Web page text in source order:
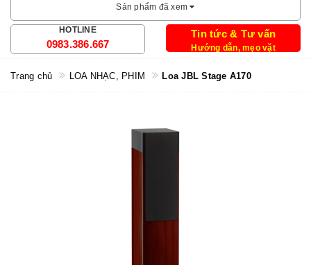
Sản phẩm đã xem
HOTLINE
0983.386.667
Tin tức & Tư vấn
Hướng dẫn, mẹo vặt
Trang chủ LOA NHẠC, PHIM Loa JBL Stage A170